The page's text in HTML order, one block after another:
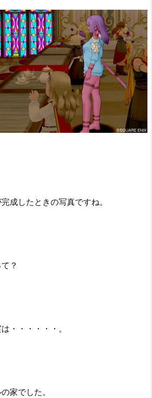
成したときの写真ですね。
？
・・・・・・。
家でした。